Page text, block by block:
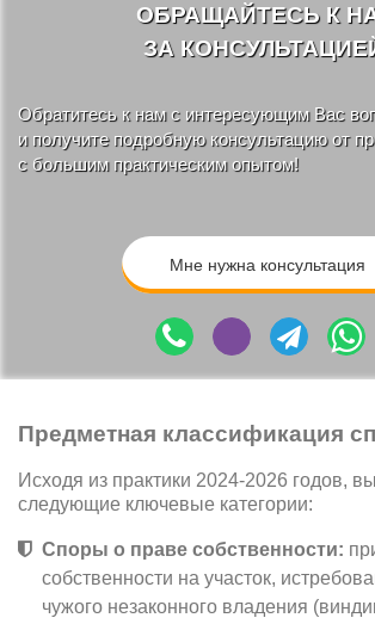
ОБРАЩАЙТЕСЬ К
ЗА
Обратитесь к нам с интересующим Вас
и получите подробную консультацию от
с большим практическим опытом!
Мне нужна консультация
Предметная классификация
Исходя из практики 2024-2026 годов,
следующие ключевые категории:
Споры о праве собственности:
собственности на участок,
чужого незаконного владения